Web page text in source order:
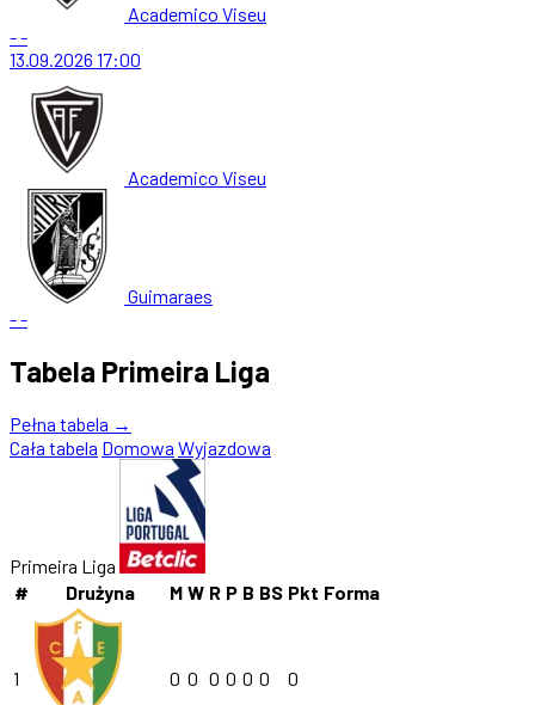
Academico Viseu
--
13.09.2026 17:00
Academico Viseu
Guimaraes
--
Tabela Primeira Liga
Pełna tabela →
Cała tabela Domowa Wyjazdowa
Primeira Liga
#
Drużyna M W R P B BS Pkt Forma
1 0 0 0 0 0 0 0